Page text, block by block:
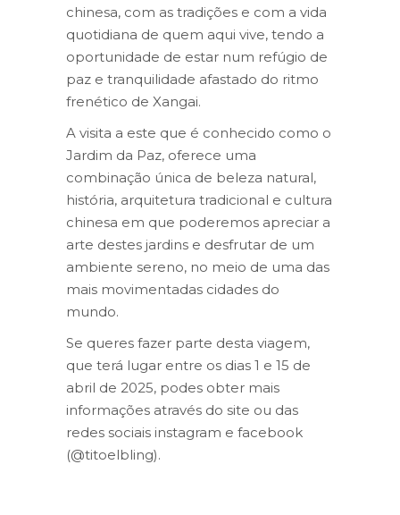
chinesa, com as tradições e com a vida
quotidiana de quem aqui vive, tendo a
oportunidade de estar num refúgio de
paz e tranquilidade afastado do ritmo
frenético de Xangai.
A visita a este que é conhecido como o
Jardim da Paz, oferece uma
combinação única de beleza natural,
história, arquitetura tradicional e cultura
chinesa em que poderemos apreciar a
arte destes jardins e desfrutar de um
ambiente sereno, no meio de uma das
mais movimentadas cidades do
mundo.
Se queres fazer parte desta viagem,
que terá lugar entre os dias 1 e 15 de
abril de 2025, podes obter mais
informações através do site ou das
redes sociais instagram e facebook
(@titoelbling).